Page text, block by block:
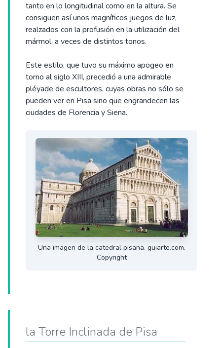
tanto en lo longitudinal como en la altura. Se
consiguen así unos magníficos juegos de luz,
realzados con la profusión en la utilización del
mármol, a veces de distintos tonos.
Este estilo, que tuvo su máximo apogeo en
torno al siglo XIII, precedió a una admirable
pléyade de escultores, cuyas obras no sólo se
pueden ver en Pisa sino que engrandecen las
ciudades de Florencia y Siena.
Una imagen de la catedral pisana. guiarte.com.
Copyright
la Torre Inclinada de Pisa